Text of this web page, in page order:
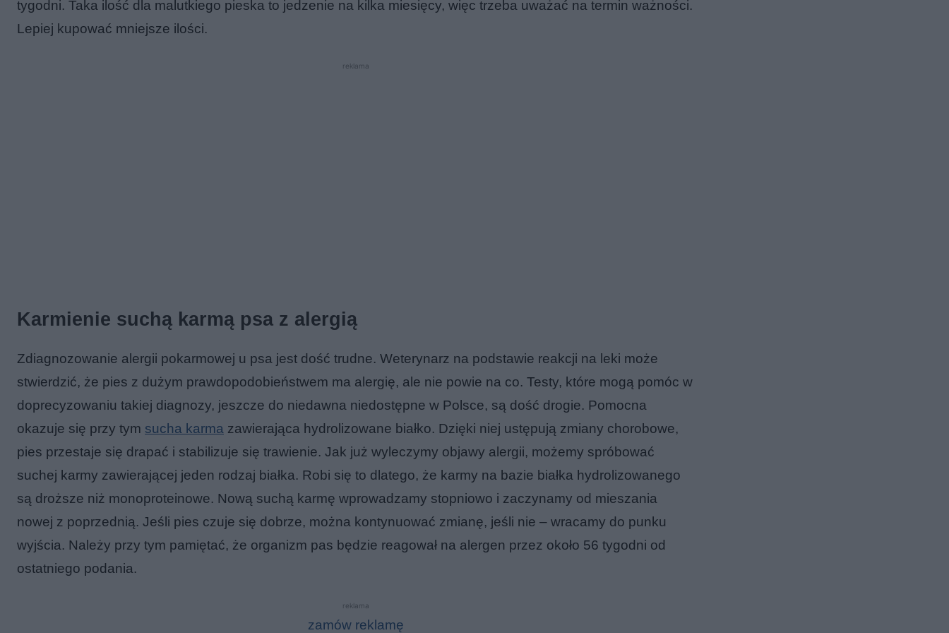
tygodni. Taka ilość dla malutkiego pieska to jedzenie na kilka miesięcy, więc trzeba uważać na termin ważności.
Lepiej kupować mniejsze ilości.
reklama
Karmienie suchą karmą psa z alergią
Zdiagnozowanie alergii pokarmowej u psa jest dość trudne. Weterynarz na podstawie reakcji na leki może
stwierdzić, że pies z dużym prawdopodobieństwem ma alergię, ale nie powie na co. Testy, które mogą pomóc w
doprecyzowaniu takiej diagnozy, jeszcze do niedawna niedostępne w Polsce, są dość drogie. Pomocna
okazuje się przy tym sucha karma zawierająca hydrolizowane białko. Dzięki niej ustępują zmiany chorobowe,
pies przestaje się drapać i stabilizuje się trawienie. Jak już wyleczymy objawy alergii, możemy spróbować
suchej karmy zawierającej jeden rodzaj białka. Robi się to dlatego, że karmy na bazie białka hydrolizowanego
są droższe niż monoproteinowe. Nową suchą karmę wprowadzamy stopniowo i zaczynamy od mieszania
nowej z poprzednią. Jeśli pies czuje się dobrze, można kontynuować zmianę, jeśli nie – wracamy do punku
wyjścia. Należy przy tym pamiętać, że organizm pas będzie reagował na alergen przez około 56 tygodni od
ostatniego podania.
reklama
zamów reklamę